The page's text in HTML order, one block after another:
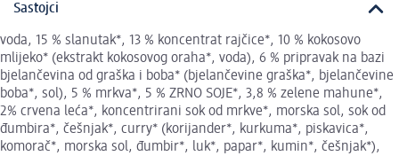
Sastojci
voda, 15 % slanutak*, 13 % koncentrat rajčice*, 10 % kokosovo
mlijeko* (ekstrakt kokosovog oraha*, voda), 6 % pripravak na bazi
bjelančevina od graška i boba* (bjelančevine graška*, bjelančevine
boba*, sol), 5 % mrkva*, 5 % ZRNO SOJE*, 3,8 % zelene mahune*,
2% crvena leća*, koncentrirani sok od mrkve*, morska sol, sok od
đumbira*, češnjak*, curry* (korijander*, kurkuma*, piskavica*,
komorač*, morska sol, đumbir*, luk*, papar*, kumin*, češnjak*),